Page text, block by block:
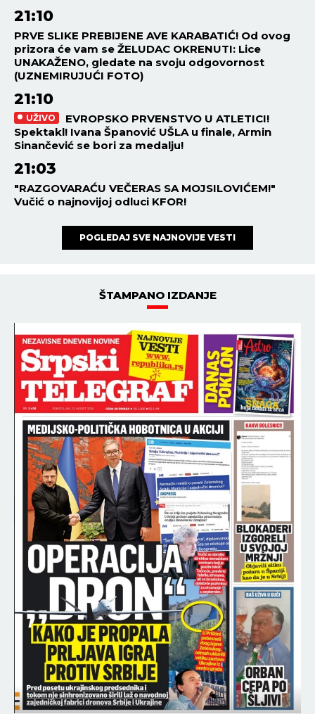
21:10
PRVE SLIKE PREBIJENE AVE KARABATIĆ! Od ovog
prizora će vam se ŽELUDAC OKRENUTI: Lice
UNAKAŽENO, gledate na svoju odgovornost
(UZNEMIRUJUĆI FOTO)
21:10
UŽIVO
EVROPSKO PRVENSTVO U ATLETICI!
Spektakl! Ivana Španović UŠLA u finale, Armin
Sinančević se bori za medalju!
21:03
"RAZGOVARAĆU VEČERAS SA MOJSILOVIĆEM!"
Vučić o najnovijoj odluci KFOR!
POGLEDAJ SVE NAJNOVIJE VESTI
ŠTAMPANO IZDANJE